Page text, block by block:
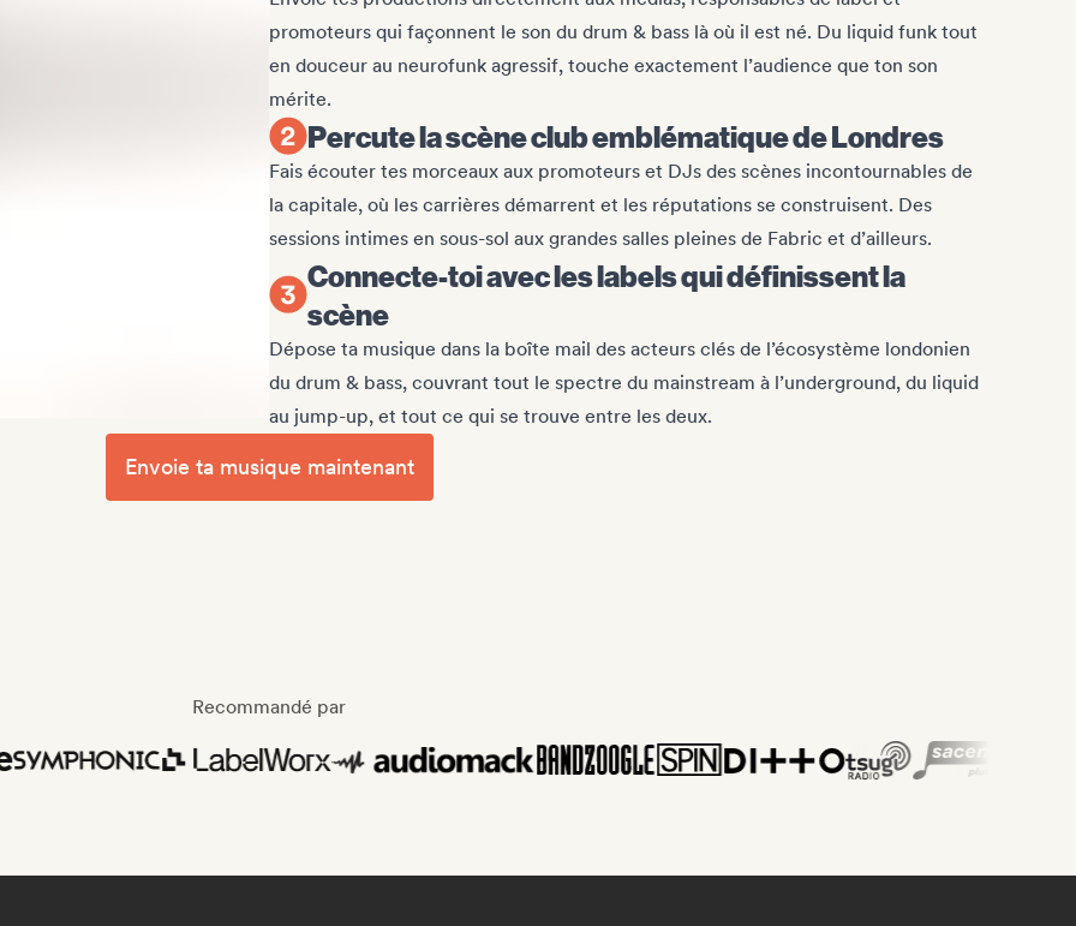
promoteurs qui façonnent le son du drum & bass là où il est né. Du liquid funk tout
en douceur au neurofunk agressif, touche exactement l’audience que ton son
mérite.
Percute la scène club emblématique de Londres
Fais écouter tes morceaux aux promoteurs et DJs des scènes incontournables de
la capitale, où les carrières démarrent et les réputations se construisent. Des
sessions intimes en sous-sol aux grandes salles pleines de Fabric et d’ailleurs.
Connecte-toi avec les labels qui définissent la
scène
Dépose ta musique dans la boîte mail des acteurs clés de l’écosystème londonien
du drum & bass, couvrant tout le spectre du mainstream à l’underground, du liquid
au jump-up, et tout ce qui se trouve entre les deux.
Envoie ta musique maintenant
Recommandé par